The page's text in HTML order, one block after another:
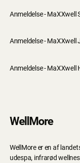
Anmeldelse - MaXXwell
Anmeldelse - MaXXwell
Anmeldelse - MaXXwell
WellMore
WellMore er en af
udespa, infrarød